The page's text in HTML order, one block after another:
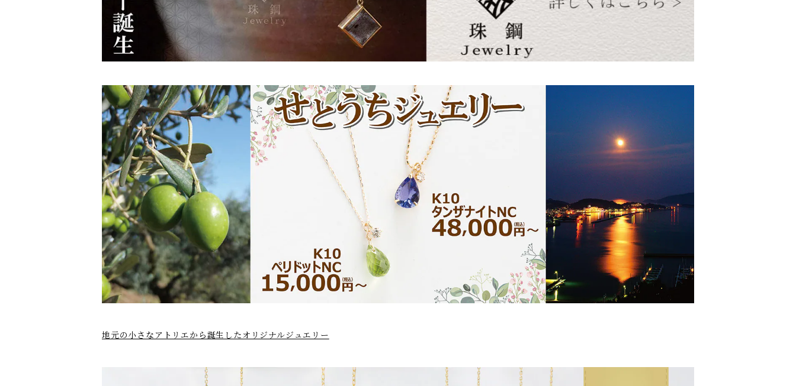
地元の小さなアトリエから誕生したオリジナルジュエリー